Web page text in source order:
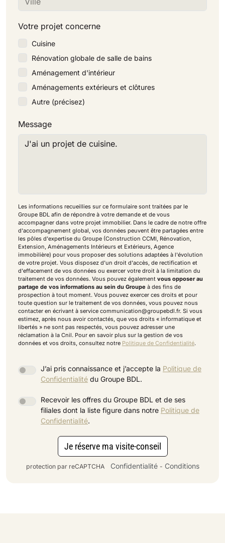
Chargement...
Votre projet concerne
Cuisine
Rénovation globale de salle de bains
Aménagement d'intérieur
Aménagements extérieurs et clôtures
Autre (précisez)
Message
Les informations recueillies sur ce formulaire sont traitées par le
Groupe BDL afin de répondre à votre demande et de vous
accompagner dans votre projet immobilier. Dans le cadre de notre offre
d'accompagnement global, vos données peuvent être partagées entre
les pôles d'expertise du Groupe (Construction CCMI, Rénovation,
Extension, Aménagements Intérieurs et Extérieurs, Agence
immobilière) pour vous proposer des solutions adaptées à l'évolution
de votre projet. Vous disposez d'un droit d'accès, de rectification et
d'effacement de vos données ou exercer votre droit à la limitation du
traitement de vos données. Vous pouvez également vous opposer au
partage de vos informations au sein du Groupe à des fins de
prospection à tout moment. Vous pouvez exercer ces droits et pour
toute question sur le traitement de vos données, vous pouvez nous
contacter en écrivant à service communication@groupebdl.fr. Si vous
estimez, après nous avoir contactés, que vos droits « informatique et
libertés » ne sont pas respectés, vous pouvez adresser une
réclamation à la Cnil. Pour en savoir plus sur la gestion de vos
données et vos droits, consultez notre Politique de Confidentialité.
J’ai pris connaissance et j’accepte la Politique de
Confidentialité du Groupe BDL.
Recevoir les offres du Groupe BDL et de ses
filiales dont la liste figure dans notre Politique de
Confidentialité.
Je réserve ma visite-conseil
protection par reCAPTCHA Confidentialité - Conditions